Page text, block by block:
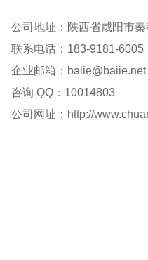
公司地址：陕西省咸阳市
联系电话：183-9181-6005
企业邮箱：baiie@baiie.net
咨询 QQ：10014803
公司网址：http://